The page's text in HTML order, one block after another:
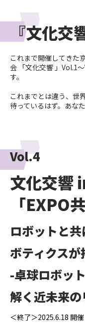
『文化交
これまで開催してきた
会 「文化交響 」Vol.1
す。
これまでとは違う、世
待っているはず。あな
Vol.4
文化交響
「EXPO
ロボットと
ボティクス
-卓球ロボッ
解く近未来
＜終了＞2025.6.18 開